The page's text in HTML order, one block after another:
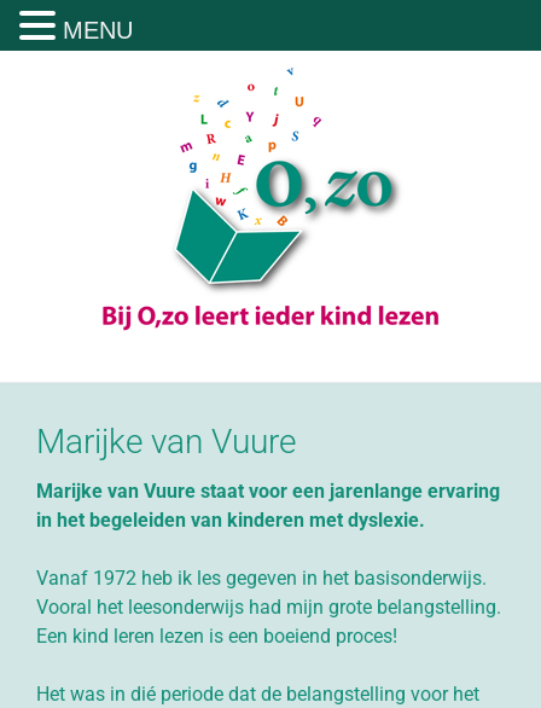
Marijke van Vuure
Marijke van Vuure staat voor een jarenlange ervaring
in het begeleiden van kinderen met dyslexie.
Vanaf 1972 heb ik les gegeven in het basisonderwijs.
Vooral het leesonderwijs had mijn grote belangstelling.
Een kind leren lezen is een boeiend proces!
Het was in dié periode dat de belangstelling voor het
MENU